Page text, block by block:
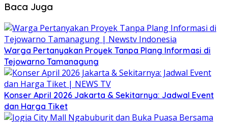
Baca Juga
Warga Pertanyakan Proyek Tanpa Plang Informasi di
Tejowarno Tamanagung
Konser April 2026 Jakarta & Sekitarnya: Jadwal Event
dan Harga Tiket